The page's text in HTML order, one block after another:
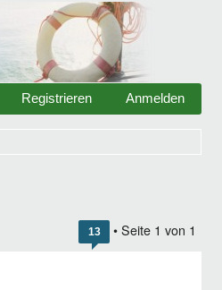
Anmelden
Registrieren
13 • Seite 1 von 1